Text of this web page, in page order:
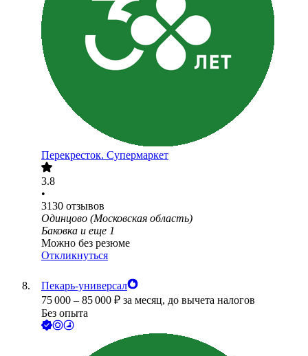
Перекресток. Супермаркет
3.8
•
3130 отзывов
Одинцово (Московская область)
Баковка и еще 1
Можно без резюме
Откликнуться
Пекарь-универсал
75 000 – 85 000 ₽ за месяц, до вычета налогов
Без опыта